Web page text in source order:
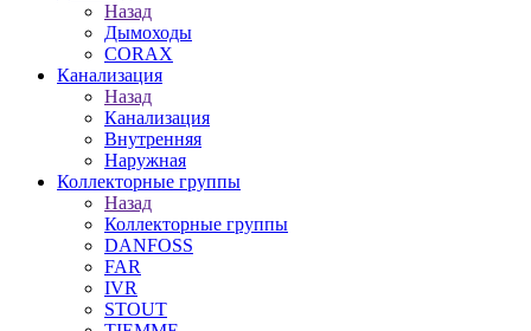
Назад
Дымоходы
CORAX
Канализация
Назад
Канализация
Внутренняя
Наружная
Коллекторные группы
Назад
Коллекторные группы
DANFOSS
FAR
IVR
STOUT